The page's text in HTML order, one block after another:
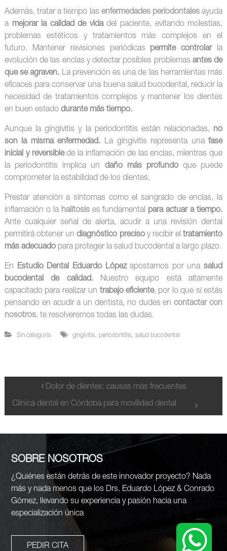
Además, tratar a tiempo las enfermedades periodontalesayuda
a mejorar la calidad de vidadel paciente, evitando molestias,
problemas estéticos y tratamientos más complejos en el
futuro. Mantener revisiones periódicas permite controlarla
evolución de las encías y detectar posibles problemas antes de
que se agraven. La prevención es una de las herramientas más
eficaces para conservar una buena salud bucodental, reducir la
necesidad de tratamientos complejos y mantener los dientes
en buen estado durante más tiempo.
Aunque la gingivitis y la periodontitis están relacionadas, no
son la misma enfermedad. La gingivitis representa unafase
inicial y reversiblede la inflamación de las encías, mientras que
la periodontitis implica un daño más profundo que puede
comprometer la estabilidad de los dientes.
Prestar atención a síntomas como el sangrado de encías, la
inflamación o la halitosises fundamental para actuar a tiempo.
Ante cualquier señal de alerta, acudir a una revisión dental
permitirá obtener undiagnóstico preciso y recibir el tratamiento
más adecuadopara proteger la salud bucodental a largo plazo.
En Estudio Dental Eduardo Lópezapostamos por unasalud
bucodental de calidad. Nuestro equipo está altamente
capacitado para realizar un trabajo eficiente, por lo que si estás
pensando en acudir a un dentista, no dudes encontactar con
nosotros, te resolveremos todas las dudas.
Sin categoría gingivitis, periodontitis, salud bucodental
v
e
g
a
Dolor de dientes: causas más frecuentes
Clínica dental en Córdoba para movilidad dental
SOBRE NOSOTROS
¿Quiénes están detrás de este innovador proyecto? Nada
más y nada menos que los Drs. Eduardo López & Conrado
Gómez, llevando su experiencia y pasión hacia una
especialización única
PEDIR CITA